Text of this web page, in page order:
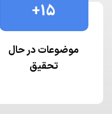
موضوعات در حال
تحقیق
15
+